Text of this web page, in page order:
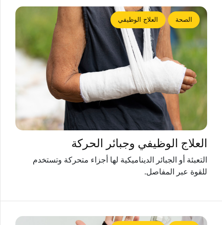
الصحة العلاج الوظيفي
العلاج الوظيفي وجبائر الحركة
التعبئة أو الجبائر الديناميكية لها أجزاء متحركة وتستخدم
للقوة عبر المفاصل.